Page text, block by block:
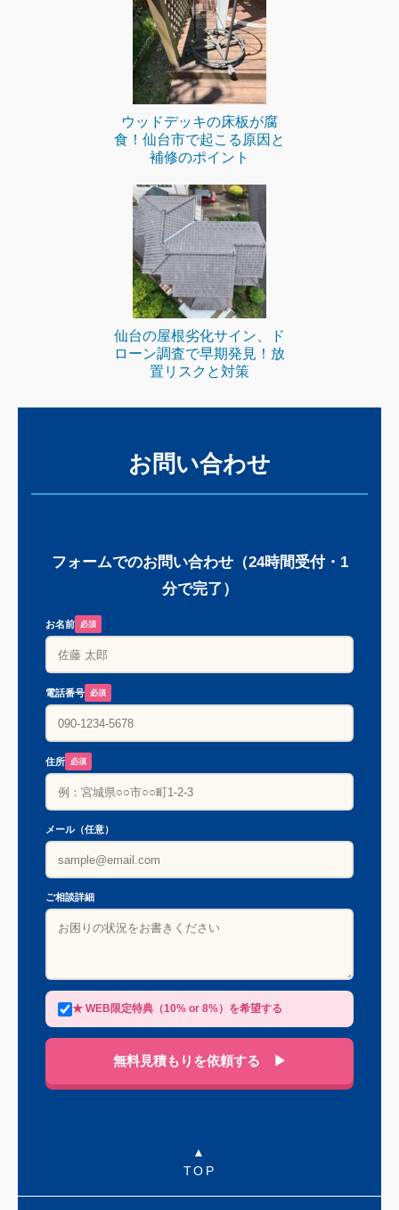
ウッドデッキの床板が腐
食！仙台市で起こる原因と
補修のポイント
仙台の屋根劣化サイン、ド
ローン調査で早期発見！放
置リスクと対策
お問い合わせ
フォームでのお問い合わせ（24時間受付・1
分で完了）
お名前 必須
電話番号 必須
住所 必須
メール（任意）
ご相談詳細
★ WEB限定特典（10% or 8%）を希望する
無料見積もりを依頼する ▶
TOP